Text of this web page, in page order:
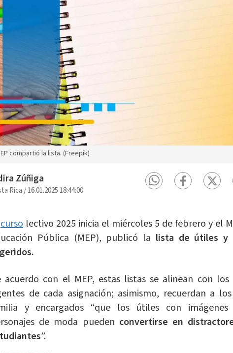
compartió la lista. (Freepik)
Zúñiga
Rica/16.01.2025 18:44:00
curso lectivo 2025 inicia el miércoles 5 de febrero y el
Pública (MEP), publicó la lista de útiles y
acuerdo con el MEP, estas listas se alinean con los
de cada asignación; asimismo, recuerdan a
y encargados “que los útiles con imágenes
de moda pueden convertirse en
”.